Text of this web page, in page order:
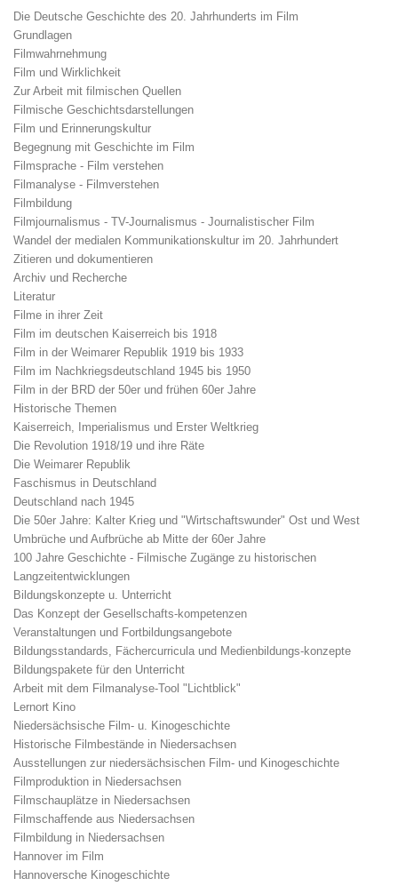
Die Deutsche Geschichte des 20. Jahrhunderts im Film
Grundlagen
Filmwahrnehmung
Film und Wirklichkeit
Zur Arbeit mit filmischen Quellen
Filmische Geschichtsdarstellungen
Film und Erinnerungskultur
Begegnung mit Geschichte im Film
Filmsprache - Film verstehen
Filmanalyse - Filmverstehen
Filmbildung
Filmjournalismus - TV-Journalismus - Journalistischer Film
Wandel der medialen Kommunikationskultur im 20. Jahrhundert
Zitieren und dokumentieren
Archiv und Recherche
Literatur
Filme in ihrer Zeit
Film im deutschen Kaiserreich bis 1918
Film in der Weimarer Republik 1919 bis 1933
Film im Nachkriegsdeutschland 1945 bis 1950
Film in der BRD der 50er und frühen 60er Jahre
Historische Themen
Kaiserreich, Imperialismus und Erster Weltkrieg
Die Revolution 1918/19 und ihre Räte
Die Weimarer Republik
Faschismus in Deutschland
Deutschland nach 1945
Die 50er Jahre: Kalter Krieg und "Wirtschaftswunder" Ost und West
Umbrüche und Aufbrüche ab Mitte der 60er Jahre
100 Jahre Geschichte - Filmische Zugänge zu historischen
Langzeitentwicklungen
Bildungskonzepte u. Unterricht
Das Konzept der Gesellschafts-kompetenzen
Veranstaltungen und Fortbildungsangebote
Bildungsstandards, Fächercurricula und Medienbildungs-konzepte
Bildungspakete für den Unterricht
Arbeit mit dem Filmanalyse-Tool "Lichtblick"
Lernort Kino
Niedersächsische Film- u. Kinogeschichte
Historische Filmbestände in Niedersachsen
Ausstellungen zur niedersächsischen Film- und Kinogeschichte
Filmproduktion in Niedersachsen
Filmschauplätze in Niedersachsen
Filmschaffende aus Niedersachsen
Filmbildung in Niedersachsen
Hannover im Film
Hannoversche Kinogeschichte